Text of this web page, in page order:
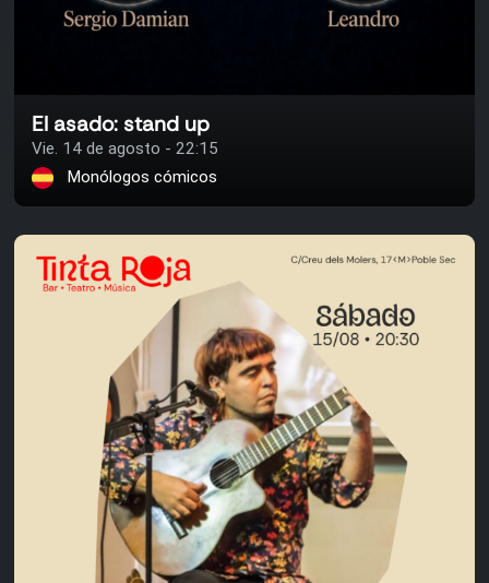
El asado: stand up
Vie. 14 de agosto - 22:15
Monólogos cómicos